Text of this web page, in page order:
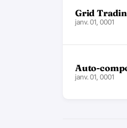
Grid
janv. 01, 0001
Auto-
janv. 01, 0001